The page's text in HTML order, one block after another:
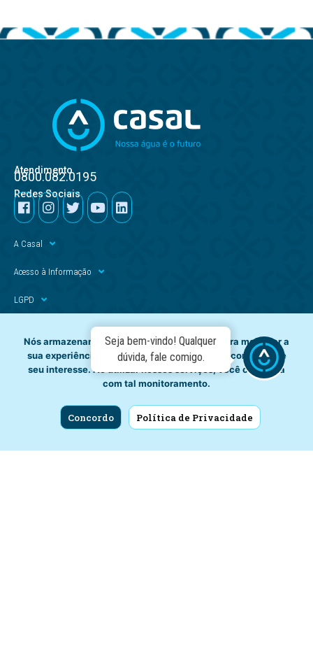
Atendimento
0800.082.0195
Redes Sociais
A Casal
Acesso à Informação
LGPD
Meio Ambiente
Carta de Serviços
Nós armazenamos dados temporariamente para melhorar a
sua experiência de navegação e recomendar conteúdo de
seu interesse. Ao utilizar nossos serviços, você concorda
com tal monitoramento.
Concordo Política de Privacidade
Seja bem-vindo! Qualquer
dúvida, fale comigo.